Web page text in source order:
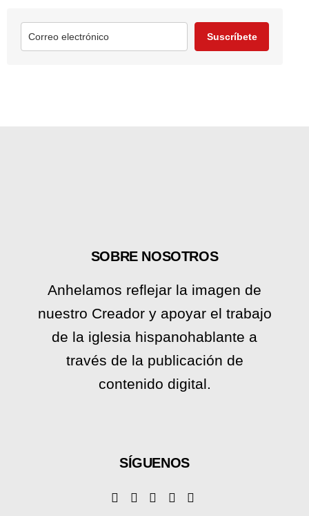
Suscríbete
SOBRE NOSOTROS
Anhelamos reflejar la imagen de
nuestro Creador y apoyar el trabajo
de la iglesia hispanohablante a
través de la publicación de
contenido digital.
SÍGUENOS